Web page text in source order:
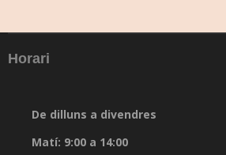
Horari
De dilluns a divendres
Matí: 9:00 a 14:00